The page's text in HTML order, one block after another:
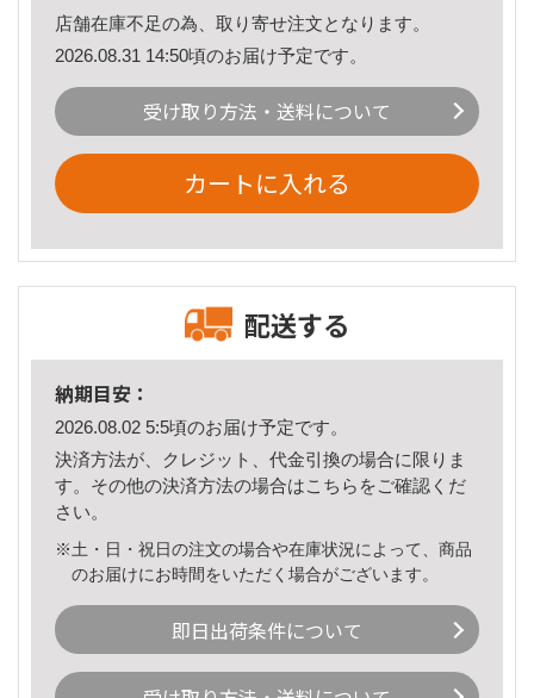
店舗在庫不足の為、取り寄せ注文となります。
2026.08.31 14:50頃のお届け予定です。
受け取り方法・送料について
カートに入れる
配送する
納期目安：
2026.08.02 5:5頃のお届け予定です。
決済方法が、クレジット、代金引換の場合に限りま
す。その他の決済方法の場合はこちら をご確認くだ
さい。
※土・日・祝日の注文の場合や在庫状況によって、商品
のお届けにお時間をいただく場合がございます。
即日出荷条件について